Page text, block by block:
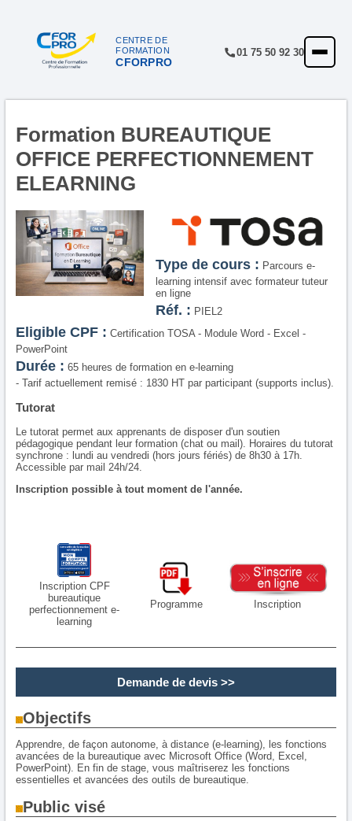
CENTRE DE
FORMATION
CFORPRO
01 75 50 92 30
ACCUEIL
NOTRE OFFRE
FINANCEMENT
SATISFACTION
Formation BUREAUTIQUE
OFFICE PERFECTIONNEMENT
ELEARNING
Type de cours : Parcours e-
learning intensif avec formateur tuteur
en ligne
Réf. : PIEL2
Eligible CPF : Certification TOSA - Module Word - Excel -
PowerPoint
Durée : 65 heures de formation en e-learning
- Tarif actuellement remisé : 1830 HT par participant (supports inclus).
Tutorat
Le tutorat permet aux apprenants de disposer d'un soutien
pédagogique pendant leur formation (chat ou mail). Horaires du tutorat
synchrone : lundi au vendredi (hors jours fériés) de 8h30 à 17h.
Accessible par mail 24h/24.
Inscription possible à tout moment de l'année.
Inscription CPF
bureautique
perfectionnement e-
learning
Programme Inscription
Demande de devis >>
Objectifs
Apprendre, de façon autonome, à distance (e-learning), les fonctions
avancées de la bureautique avec Microsoft Office (Word, Excel,
PowerPoint). En fin de stage, vous maîtriserez les fonctions
essentielles et avancées des outils de bureautique.
Public visé